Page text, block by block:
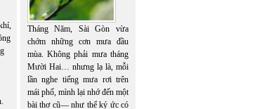
Tháng Năm, Sài Gòn vừa
chớm những cơn mưa đầu
mùa. Không phải mưa tháng
Mười Hai… nhưng lạ là, mỗi
lần nghe tiếng mưa rơi trên
mái phố, mình lại nhớ đến một
bài thơ cũ— như thể ký ức có